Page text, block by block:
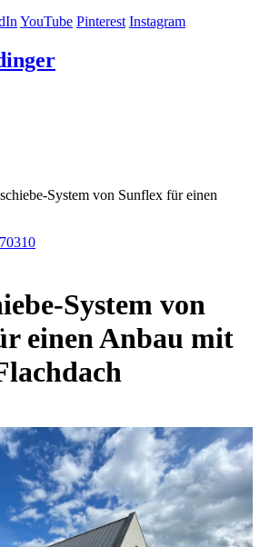
YouTube Pinterest Instagram
System von Sunflex für einen
System von
einen Anbau mit